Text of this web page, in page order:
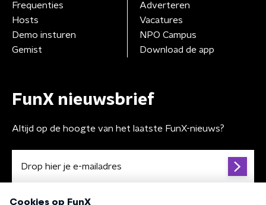
Frequenties
Hosts
Demo insturen
Gemist
Adverteren
Vacatures
NPO Campus
Download de app
FunX nieuwsbrief
Altijd op de hoogte van het laatste FunX-nieuws?